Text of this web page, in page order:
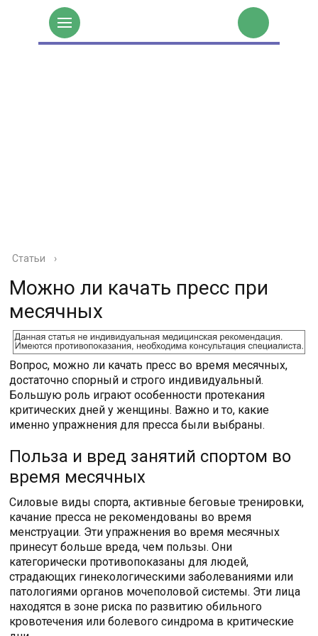
Статьи ›
Можно ли качать пресс при
месячных
Вопрос, можно ли качать пресс во время месячных,
достаточно спорный и строго индивидуальный.
Большую роль играют особенности протекания
критических дней у женщины. Важно и то, какие
именно упражнения для пресса были выбраны.
Польза и вред занятий спортом во
время месячных
Силовые виды спорта, активные беговые тренировки,
качание пресса не рекомендованы во время
менструации. Эти упражнения во время месячных
принесут больше вреда, чем пользы. Они
категорически противопоказаны для людей,
страдающих гинекологическими заболеваниями или
патологиями органов мочеполовой системы. Эти лица
находятся в зоне риска по развитию обильного
кровотечения или болевого синдрома в критические